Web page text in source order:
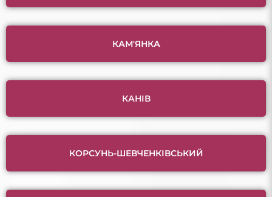
КАМ'ЯНКА
КАНІВ
КОРСУНЬ-ШЕВЧЕНКІВСЬКИЙ